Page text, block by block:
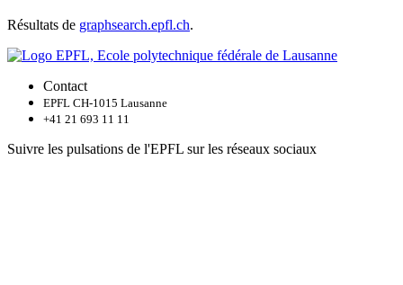
Résultats de graphsearch.epfl.ch.
Contact
EPFL CH-1015 Lausanne
+41 21 693 11 11
Suivre les pulsations de l'EPFL sur les réseaux sociaux